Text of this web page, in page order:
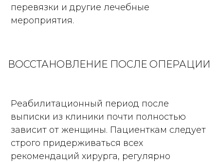
перевязки и другие лечебные
мероприятия.
ВОССТАНОВЛЕНИЕ ПОСЛЕ ОПЕРАЦИИ
Реабилитационный период после
выписки из клиники почти полностью
зависит от женщины. Пациенткам следует
строго придерживаться всех
рекомендаций хирурга, регулярно